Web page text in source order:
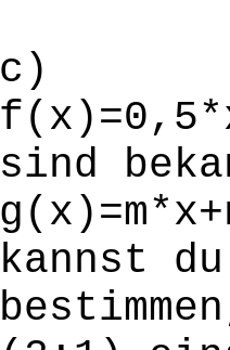
c)
sind
kannst